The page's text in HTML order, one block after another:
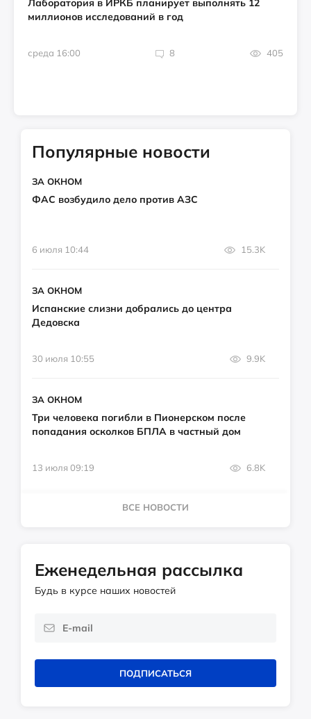
Лаборатория в ИРКБ планирует выполнять 12
миллионов исследований в год
среда 16:00 8 405
Популярные новости
ЗА ОКНОМ
ФАС возбудило дело против АЗС
6 июля 10:44 15.3K
ЗА ОКНОМ
Испанские слизни добрались до центра
Дедовска
30 июля 10:55 9.9K
ЗА ОКНОМ
Три человека погибли в Пионерском после
попадания осколков БПЛА в частный дом
13 июля 09:19 6.8K
ВСЕ НОВОСТИ
Еженедельная рассылка
Будь в курсе наших новостей
ПОДПИСАТЬСЯ